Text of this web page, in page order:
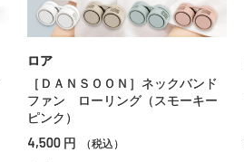
ロア
［ＤＡＮＳＯＯＮ］ネックバンド
ファン ローリング（スモーキー
ピンク）
4,500 円 （税込）